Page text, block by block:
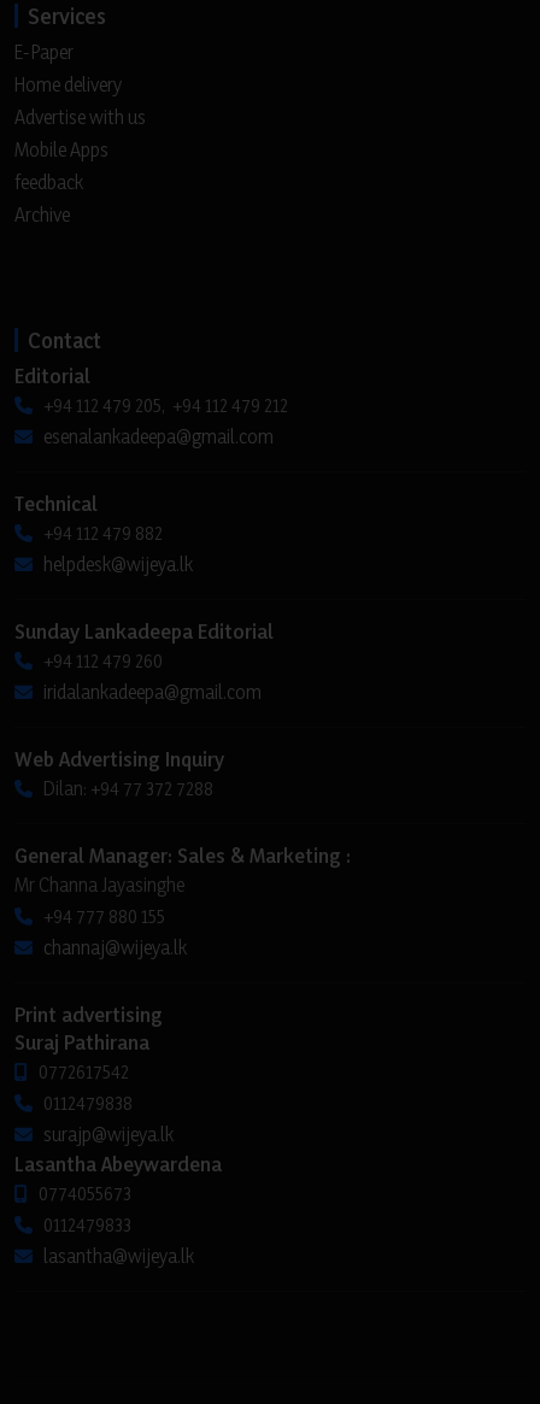
Services
E-Paper
Home delivery
Advertise with us
Mobile Apps
feedback
Archive
Contact
Editorial
+94 112 479 205, +94 112 479 212
esenalankadeepa@gmail.com
Technical
+94 112 479 882
helpdesk@wijeya.lk
Sunday Lankadeepa Editorial
+94 112 479 260
iridalankadeepa@gmail.com
Web Advertising Inquiry
Dilan: +94 77 372 7288
General Manager: Sales & Marketing :
Mr Channa Jayasinghe
+94 777 880 155
channaj@wijeya.lk
Print advertising
Suraj Pathirana
0772617542
0112479838
surajp@wijeya.lk
Lasantha Abeywardena
0774055673
0112479833
lasantha@wijeya.lk